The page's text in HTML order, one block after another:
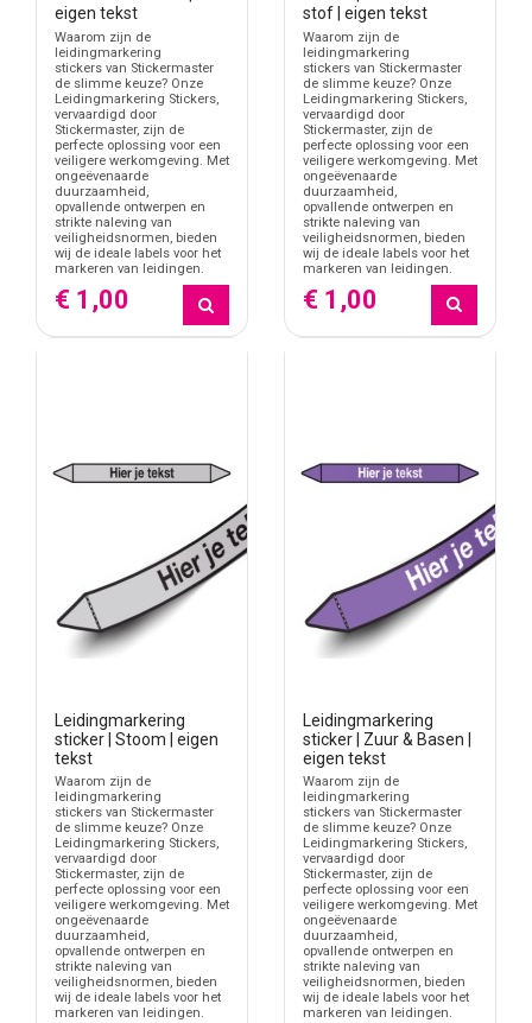
eigen tekst
Waarom zijn de
leidingmarkering
stickers van Stickermaster
de slimme keuze? Onze
Leidingmarkering Stickers,
vervaardigd door
Stickermaster, zijn de
perfecte oplossing voor een
veiligere werkomgeving. Met
ongeëvenaarde
duurzaamheid,
opvallende ontwerpen en
strikte naleving van
veiligheidsnormen, bieden
wij de ideale labels voor het
markeren van leidingen.
€ 1,00
stof | eigen tekst
Waarom zijn de
leidingmarkering
stickers van Stickermaster
de slimme keuze? Onze
Leidingmarkering Stickers,
vervaardigd door
Stickermaster, zijn de
perfecte oplossing voor een
veiligere werkomgeving. Met
ongeëvenaarde
duurzaamheid,
opvallende ontwerpen en
strikte naleving van
veiligheidsnormen, bieden
wij de ideale labels voor het
markeren van leidingen.
€ 1,00
Leidingmarkering
sticker | Stoom | eigen
tekst
Waarom zijn de
leidingmarkering
stickers van Stickermaster
de slimme keuze? Onze
Leidingmarkering Stickers,
vervaardigd door
Stickermaster, zijn de
perfecte oplossing voor een
veiligere werkomgeving. Met
ongeëvenaarde
duurzaamheid,
opvallende ontwerpen en
strikte naleving van
veiligheidsnormen, bieden
wij de ideale labels voor het
markeren van leidingen.
Leidingmarkering
sticker | Zuur & Basen |
eigen tekst
Waarom zijn de
leidingmarkering
stickers van Stickermaster
de slimme keuze? Onze
Leidingmarkering Stickers,
vervaardigd door
Stickermaster, zijn de
perfecte oplossing voor een
veiligere werkomgeving. Met
ongeëvenaarde
duurzaamheid,
opvallende ontwerpen en
strikte naleving van
veiligheidsnormen, bieden
wij de ideale labels voor het
markeren van leidingen.